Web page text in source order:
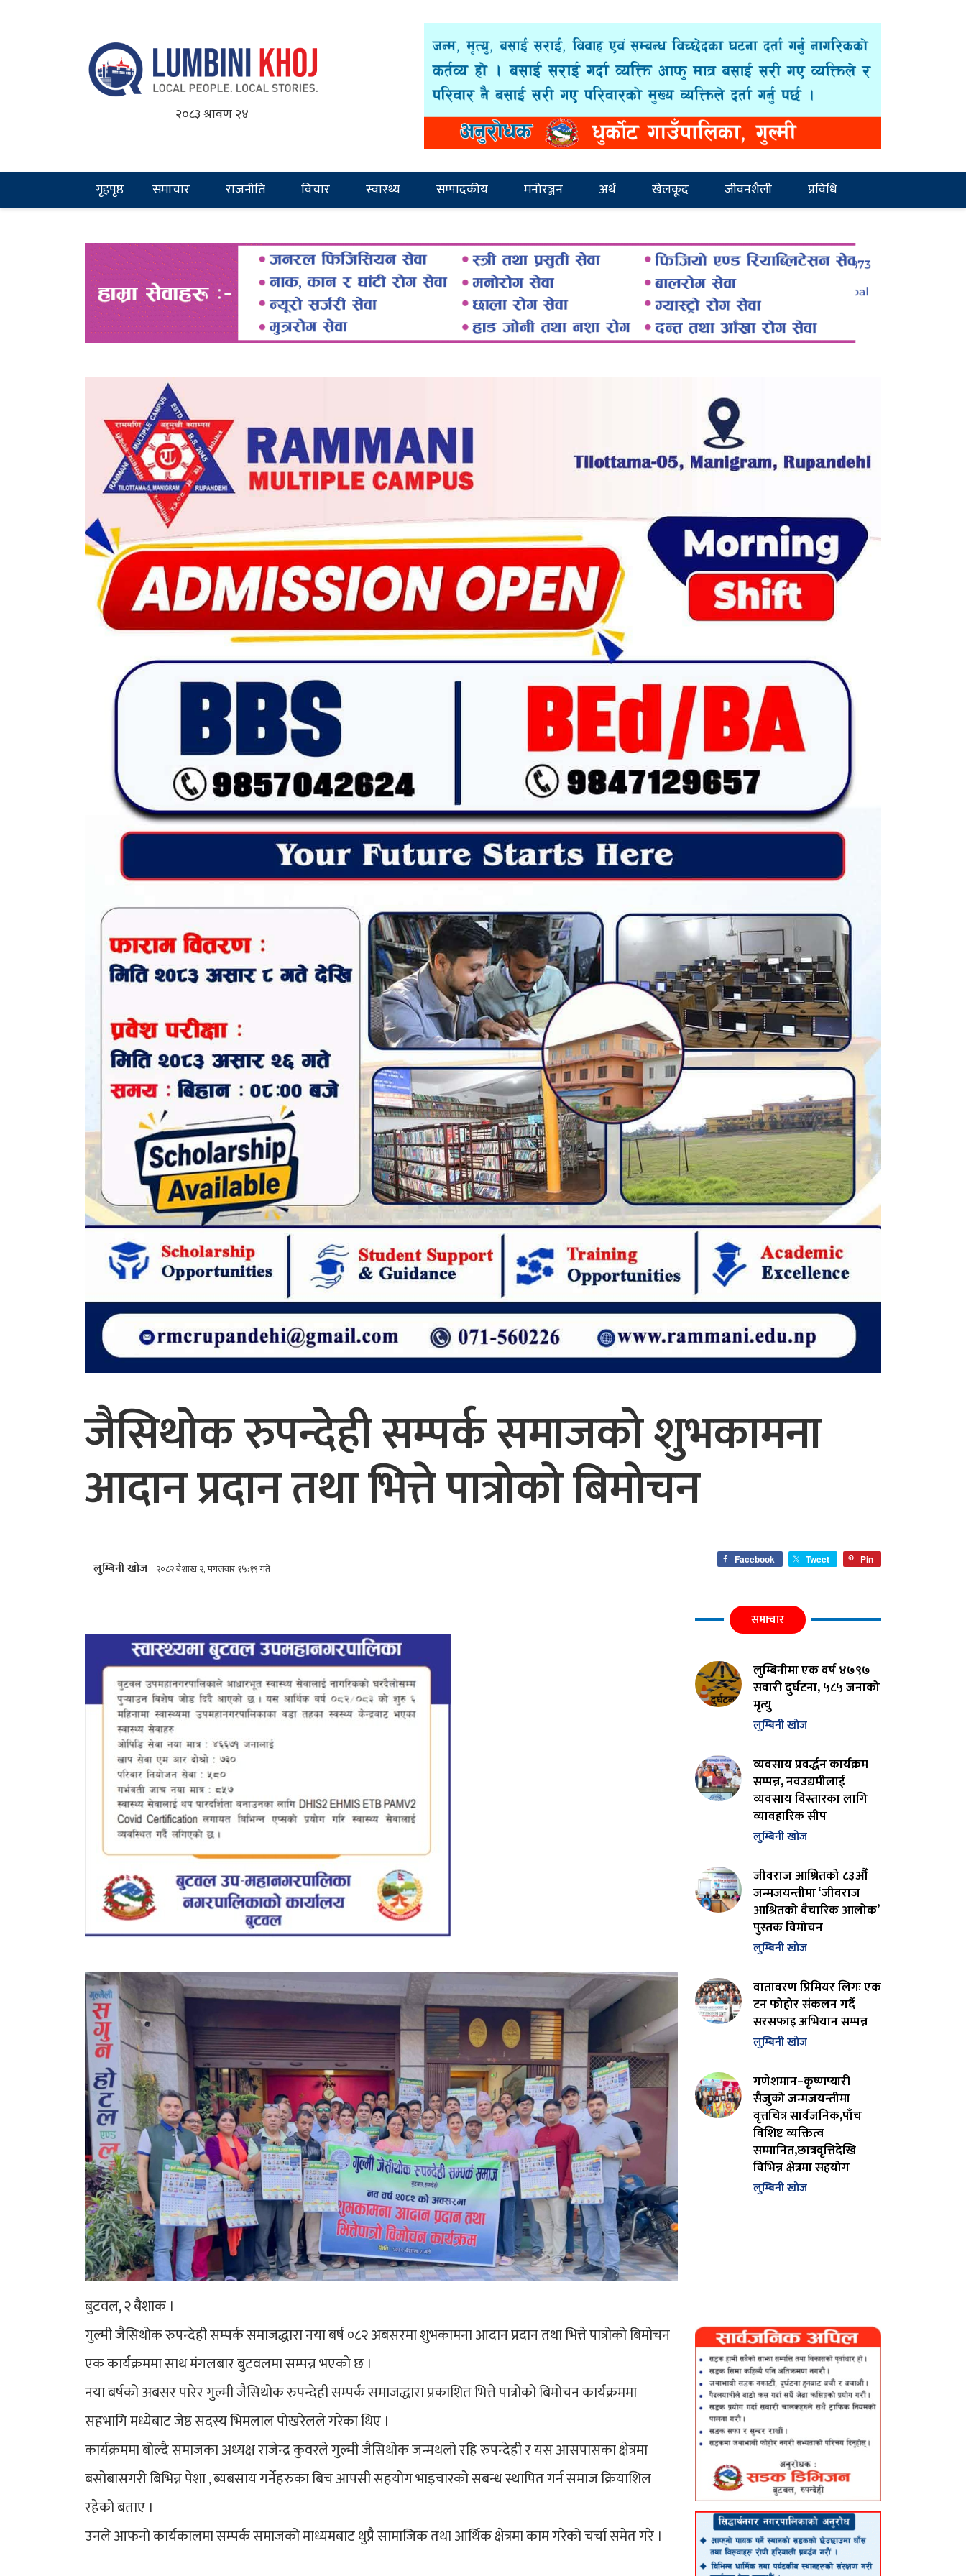
२०८३ श्रावण २४
गृहपृष्ठ समाचार राजनीति विचार स्वास्थ्य सम्पादकीय मनोरञ्जन अर्थ खेलकूद जीवनशैली प्रविधि
जैसिथोक रुपन्देही सम्पर्क समाजको शुभकामना
आदान प्रदान तथा भित्ते पात्रोको बिमोचन
लुम्बिनी खोज २०८२ बैशाख २, मंगलवार १५:१९ गते
Facebook Tweet Pin
बुटवल, २ बैशाक ।
गुल्मी जैसिथोक रुपन्देही सम्पर्क समाजद्धारा नया बर्ष ०८२ अबसरमा शुभकामना आदान प्रदान तथा भित्ते पात्रोको बिमोचन
एक कार्यक्रममा साथ मंगलबार बुटवलमा सम्पन्न भएको छ ।
नया बर्षको अबसर पारेर गुल्मी जैसिथोक रुपन्देही सम्पर्क समाजद्धारा प्रकाशित भित्ते पात्रोको बिमोचन कार्यक्रममा
सहभागि मध्येबाट जेष्ठ सदस्य भिमलाल पोखरेलले गरेका थिए ।
कार्यक्रममा बोल्दै समाजका अध्यक्ष राजेन्द्र कुवरले गुल्मी जैसिथोक जन्मथलो रहि रुपन्देही र यस आसपासका क्षेत्रमा
बसोबासगरी बिभिन्न पेशा , ब्यबसाय गर्नेहरुका बिच आपसी सहयोग भाइचारको सबन्ध स्थापित गर्न समाज क्रियाशिल
रहेको बताए ।
उनले आफनो कार्यकालमा सम्पर्क समाजको माध्यमबाट थुप्रै सामाजिक तथा आर्थिक क्षेत्रमा काम गरेको चर्चा समेत गरे ।
समाचार
लुम्बिनीमा एक वर्ष ४७९७
सवारी दुर्घटना, ५८५ जनाको
मृत्यु
लुम्बिनी खोज
व्यवसाय प्रवर्द्धन कार्यक्रम
सम्पन्न, नवउद्यमीलाई
व्यवसाय विस्तारका लागि
व्यावहारिक सीप
लुम्बिनी खोज
जीवराज आश्रितको ८३औँ
जन्मजयन्तीमा ‘जीवराज
आश्रितको वैचारिक आलोक’
पुस्तक विमोचन
लुम्बिनी खोज
वातावरण प्रिमियर लिगः एक
टन फोहोर संकलन गर्दै
सरसफाइ अभियान सम्पन्न
लुम्बिनी खोज
गणेशमान–कृष्णप्यारी
सैजुको जन्मजयन्तीमा
वृत्तचित्र सार्वजनिक,पाँच
विशिष्ट व्यक्तित्व
सम्मानित,छात्रवृत्तिदेखि
विभिन्न क्षेत्रमा सहयोग
लुम्बिनी खोज